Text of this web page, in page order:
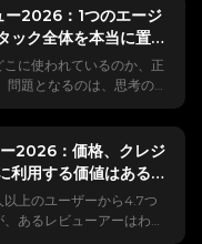
生回数を記録しており、
AIによって作成されて
試してみたことがあるな
でも省略されている部分
しょう。編集の途中で表
、実際のズームではなく
引き起こすプロンプト、
せる方法がない、そして
どこから来るのか全く分
う疑問から、完成度の高
プの作成までを網羅して
2026：1つのエージ
ック全体を本当に置き
のか？
に使われているのか、正
題となるのは、思考の部
それは、ChatGPT、
て受信トレイの間を行
力を別のツールにコピー
ものです。 Runable AI
単一のチャットに統合で
エージェントベンチ
を獲得したことでその主
2026：価格、クレジ
利用する価値はあるの
上のユーザーから4.7つ
あるレビューアーはわず
75%を使い果たしたと主